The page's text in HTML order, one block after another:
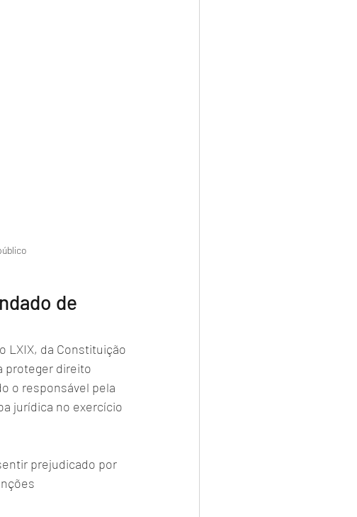
de
LXIX, da Constituição
proteger direito
o responsável pela
jurídica no exercício
prejudicado por